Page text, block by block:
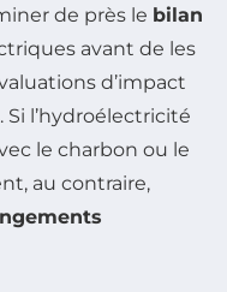
de près le bilan
avant de les
d’impact
l’hydroélectricité
le charbon ou le
au contraire,